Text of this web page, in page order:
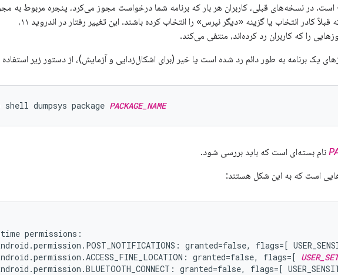
است. در نسخه‌های قبلی، کاربران هر بار که برنامه شما درخواست مجوز می‌کرد، پنجره مربوط به
سیستم را می‌دیدند، مگر اینکه قبلاً کادر انتخاب یا گزینه «دیگر نپرس» را انتخاب کرده باشند. این تغییر رفتار در اندروید ۱۱،
را که کاربران رد کرده‌اند، منتفی می‌کند.
یک برنامه به طور دائم رد شده است یا خیر (برای اشکال‌زدایی و آزمایش)، از دستور زیر استفاده
shell dumpsys package PACKAGE_NAME
نام بسته‌ای است که باید بررسی شود.
است که به این شکل هستند:
permissions:
granted=false, flags=[
granted=false, flags=[
USER_SET
granted=false, flags=[